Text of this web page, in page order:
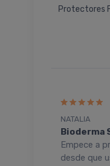
Protectores
NATALIA
Bioderma
Empece a
desde que